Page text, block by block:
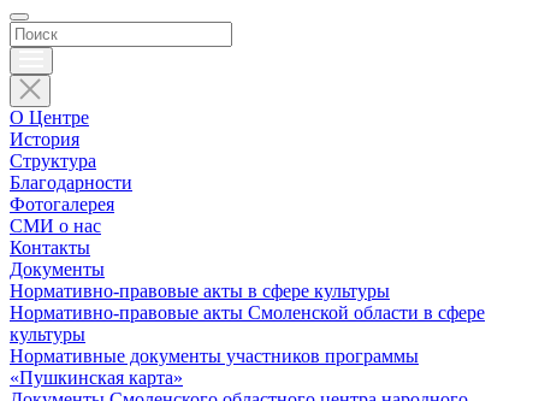
О Центре
История
Структура
Благодарности
Фотогалерея
СМИ о нас
Контакты
Документы
Нормативно-правовые акты в сфере культуры
Нормативно-правовые акты Смоленской области в сфере
культуры
Нормативные документы участников программы
«Пушкинская карта»